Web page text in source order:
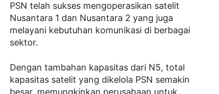
PSN telah sukses mengoperasikan satelit
Nusantara 1 dan Nusantara 2 yang juga
melayani kebutuhan komunikasi di berbagai
sektor.
Dengan tambahan kapasitas dari N5, total
kapasitas satelit yang dikelola PSN semakin
besar, memungkinkan perusahaan untuk